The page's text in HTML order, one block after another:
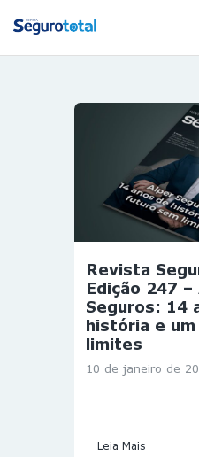
NOTÍCIAS
REVISTA
GAIVOTA
OURO
HOMEST
HOME
Revista
Edição 247 –
Seguros: 14
história e
limites
10 de janeiro de
Leia Mais